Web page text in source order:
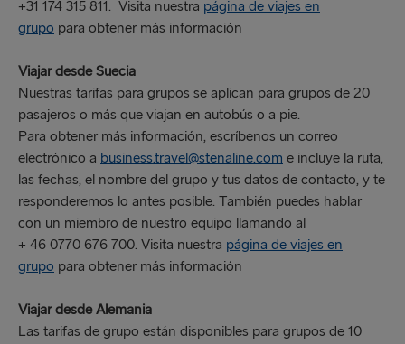
+31 174 315 811. Visita nuestra página de viajes en
grupo para obtener más información
Viajar desde Suecia
Nuestras tarifas para grupos se aplican para grupos de 20
pasajeros o más que viajan en autobús o a pie.
Para obtener más información, escríbenos un correo
electrónico a business.travel@stenaline.com e incluye la ruta,
las fechas, el nombre del grupo y tus datos de contacto, y te
responderemos lo antes posible. También puedes hablar
con un miembro de nuestro equipo llamando al
+ 46 0770 676 700. Visita nuestra página de viajes en
grupo para obtener más información
Viajar desde Alemania
Las tarifas de grupo están disponibles para grupos de 10